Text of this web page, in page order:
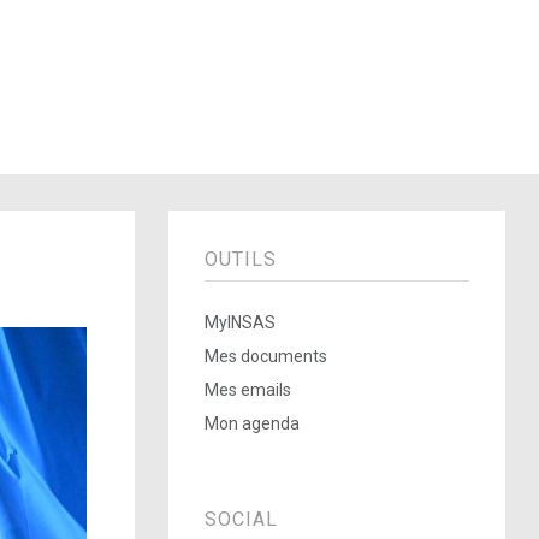
OUTILS
MyINSAS
Mes documents
Mes emails
Mon agenda
SOCIAL